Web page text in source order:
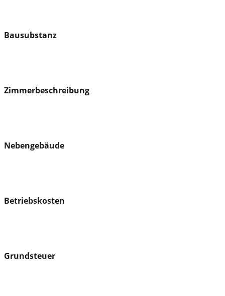
Bausubstanz
Zimmerbeschreibung
Nebengebäude
Betriebskosten
Grundsteuer